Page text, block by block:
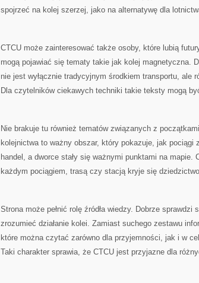
spojrzeć na kolej szerzej, jako na alternatywę dla
CTCU może zainteresować także osoby, które lubią
mogą pojawiać się tematy takie jak kolej magnetyczna.
nie jest wyłącznie tradycyjnym środkiem transportu, ale
Dla czytelników ciekawych techniki takie teksty mogą
Nie brakuje tu również tematów związanych z
kolejnictwa to ważny obszar, który pokazuje, jak pociągi
handel, a dworce stały się ważnymi punktami na mapie.
każdym pociągiem, trasą czy stacją kryje się
Strona może pełnić rolę źródła wiedzy. Dobrze sprawdzi
zrozumieć działanie kolei. Zamiast suchego zestawu
które można czytać zarówno dla przyjemności, jak i w
Taki charakter sprawia, że CTCU jest przyjazne dla